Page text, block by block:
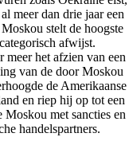
meer dan drie jaar een
stelt de hoogste
afwijst.
het afzien van een
van de door Moskou
de Amerikaanse
en riep hij op tot een
met sancties en
handelspartners.